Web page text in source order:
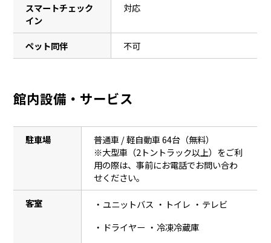
スマートチェック
イン
対応
ペット同伴 不可
館内設備・サービス
駐車場
普通車 / 軽自動車 64台（無料）
※大型車（2トントラック以上）をご利
用の際は、事前にお電話でお問い合わ
せください。
客室
ユニットバス トイレ
テレビ
ドライヤー
冷凍冷蔵庫